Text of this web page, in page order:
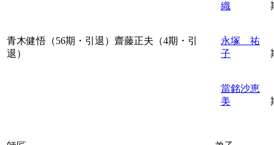
青木健悟（56期・引退）齋藤正夫（4期・引
退）
織
永塚 祐
子
當銘沙恵
美